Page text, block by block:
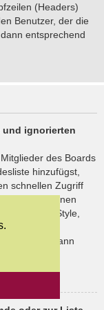
(Headers)
Benutzer, der die
entsprechend
und ignorierten
des Boards
hinzufügst,
schnellen Zugriff
kannst ihnen
von dem Style,
auch
ignorierst, dann